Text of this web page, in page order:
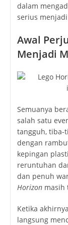
dalam
serius
Awal
Menjadi
Semuanya
salah satu
tangguh, tiba-
dengan
kepingan
reruntuhan
dan penuh
Horizonmasih
Ketika
langsung